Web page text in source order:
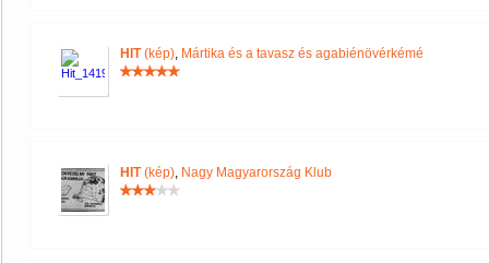
HIT(kép), Mártika és a tavasz és agabiénövérkémé
HIT(kép), Nagy Magyarország Klub